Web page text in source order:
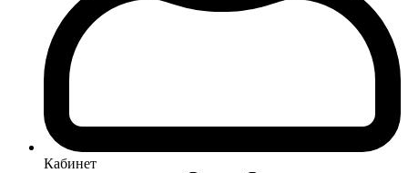
Кабинет